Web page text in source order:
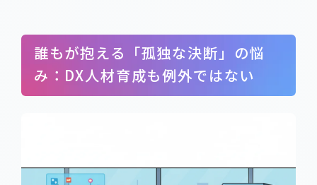
誰もが抱える「孤独な決断」の悩
み：DX人材育成も例外ではない